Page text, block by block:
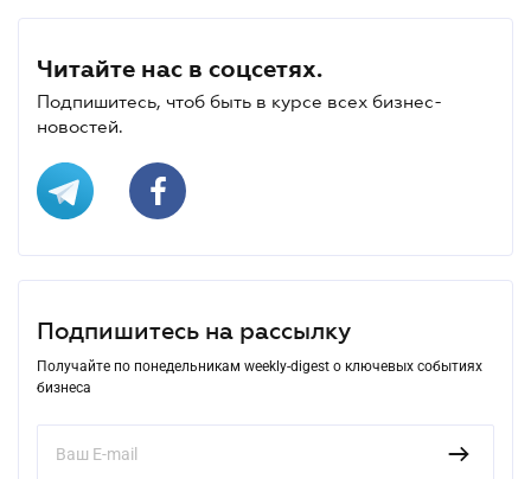
Читайте нас в соцсетях.
Подпишитесь, чтоб быть в курсе всех бизнес-
новостей.
Подпишитесь на рассылку
Получайте по понедельникам weekly-digest о ключевых событиях
бизнеса